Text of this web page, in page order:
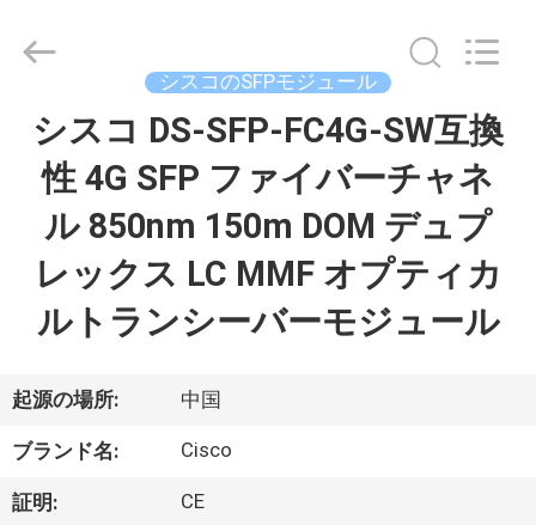
ビ
デ
オ
LonRise
Equipment
Reserved.
シスコのSFPモジュール
シスコ DS-SFP-FC4G-SW互換
性 4G SFP ファイバーチャネ
ル 850nm 150m DOM デュプ
レックス LC MMF オプティカ
ルトランシーバーモジュール
起源の場所: 中国
ブランド名: Cisco
証明: CE